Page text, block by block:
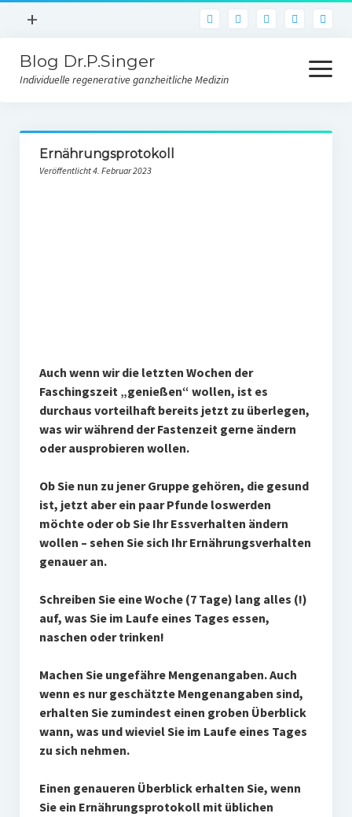
Menü
+
Facebook
Blog Dr.P.Singer
Individuelle regenerative ganzheitliche Medizin
Menü
öffnen
Blog
Über uns
Ernährungsprotokoll
Veröffentlicht 4. Februar 2023
Auch wenn wir die letzten Wochen der
Faschingszeit „genießen“ wollen, ist es
durchaus vorteilhaft bereits jetzt zu überlegen,
was wir während der Fastenzeit gerne ändern
oder ausprobieren wollen.
Ob Sie nun zu jener Gruppe gehören, die gesund
ist, jetzt aber ein paar Pfunde loswerden
möchte oder ob Sie Ihr Essverhalten ändern
wollen – sehen Sie sich Ihr Ernährungsverhalten
genauer an.
Schreiben Sie eine Woche (7 Tage) lang alles (!)
auf, was Sie im Laufe eines Tages essen,
naschen oder trinken!
Machen Sie ungefähre Mengenangaben. Auch
wenn es nur geschätzte Mengenangaben sind,
erhalten Sie zumindest einen groben Überblick
wann, was und wieviel Sie im Laufe eines Tages
zu sich nehmen.
Einen genaueren Überblick erhalten Sie, wenn
Sie ein Ernährungsprotokoll mit üblichen